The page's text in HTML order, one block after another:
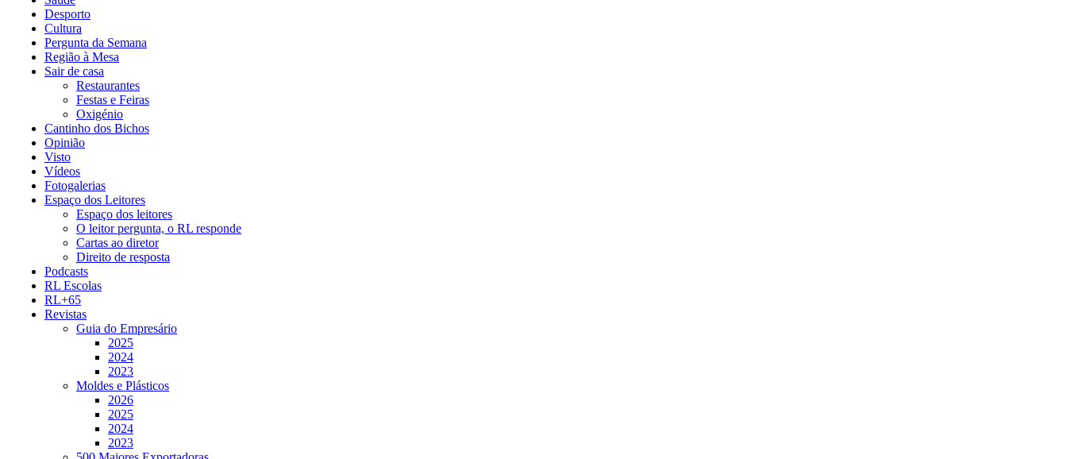
Desporto
Cultura
Pergunta da Semana
Região à Mesa
Sair de casa
Restaurantes
Festas e Feiras
Oxigénio
Cantinho dos Bichos
Opinião
Visto
Vídeos
Fotogalerias
Espaço dos Leitores
Espaço dos leitores
O leitor pergunta, o RL responde
Cartas ao diretor
Direito de resposta
Podcasts
RL Escolas
RL+65
Revistas
Guia do Empresário
2025
2024
2023
Moldes e Plásticos
2026
2025
2024
2023